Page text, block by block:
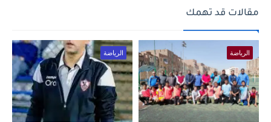
مقالات قد تهمك
الرياضة الرياضة